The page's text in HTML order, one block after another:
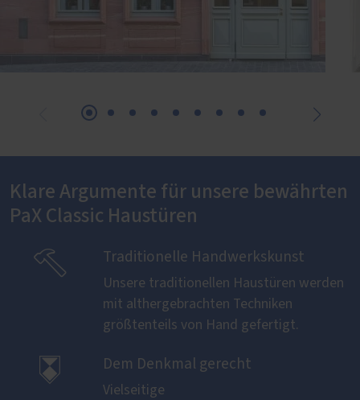
Klare Argumente für unsere bewährten
PaX Classic Haustüren
 Traditionelle Handwerkskunst
Unsere traditionellen Haustüren werden
mit althergebrachten Techniken
größtenteils von Hand gefertigt.
 Dem Denkmal gerecht
Vielseitige